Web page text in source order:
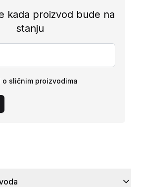
kada proizvod bude na
stanju
o sličnim proizvodima